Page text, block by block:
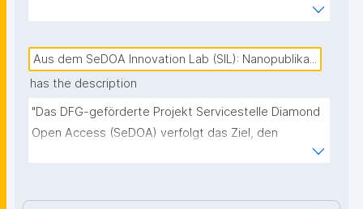
Aus dem SeDOA Innovation Lab (SIL): Nanopublika...
has the description
"Das DFG-geförderte Projekt Servicestelle Diamond
Open Access (SeDOA) verfolgt das Ziel, den
Übergang zu scholar-led-Publikationsmodellen aktiv